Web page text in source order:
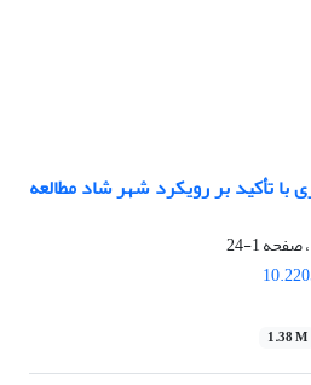
با تأکید بر رویکرد شهر شاد مطالعه
1-24
1.38 M